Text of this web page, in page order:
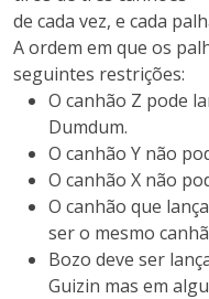
de cada vez, e cada
A ordem em que os
seguintes restrições:
O canhão Z pode
Dumdum.
O canhão Y não
O canhão X não
O canhão que
ser o mesmo
Bozo deve ser
Guizin mas em